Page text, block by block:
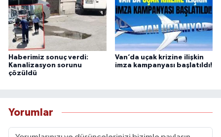
Haberimiz sonuç verdi:
Kanalizasyon sorunu
çözüldü
Van’da uçak krizine ilişkin
imza kampanyası başlatıldı!
Yorumlar